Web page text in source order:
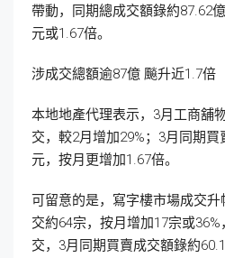
帶動，同期總成交額錄約87.62
元或1.67倍。
涉成交總額逾87億 飈升近1.7倍
本地地產代理表示，3月工商舖
交，較2月增加29%；3月同期
元，按月更增加1.67倍。
可留意的是，寫字樓市場成交
交約64宗，按月增加17宗或
交，3月同期買賣成交額錄約